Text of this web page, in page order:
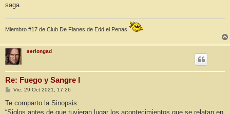
saga
Miembro #17 de Club De Flanes de Edd el Penas
serlongad
Re: Fuego y Sangre I
M
n
Vie, 29 Oct 2021, 17:26
Te comparto la Sinopsis:
“Siglos antes de que tuvieran lugar los acontecimientos que se relatan en